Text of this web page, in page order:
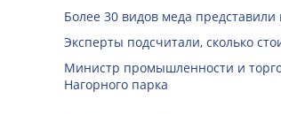
Более 30 видов меда
Эксперты подсчитали, сколько
Министр промышленности и
Нагорного парка